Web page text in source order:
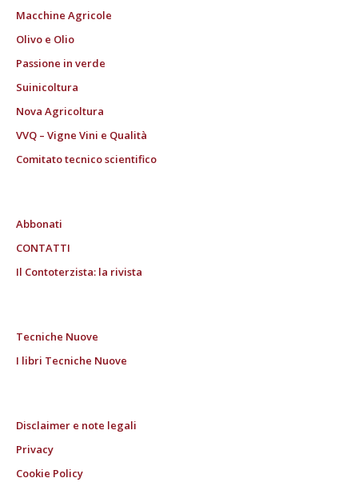
Macchine Agricole
Olivo e Olio
Passione in verde
Suinicoltura
Nova Agricoltura
VVQ – Vigne Vini e Qualità
Comitato tecnico scientifico
Abbonati
CONTATTI
Il Contoterzista: la rivista
Tecniche Nuove
I libri Tecniche Nuove
Disclaimer e note legali
Privacy
Cookie Policy